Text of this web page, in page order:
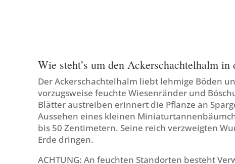
Wie steht’s um den Ackerschachtelhalm in
Der Ackerschachtelhalm liebt lehmige Böden
vorzugsweise feuchte Wiesenränder und
Blätter austreiben erinnert die Pflanze an
Aussehen eines kleinen
bis 50 Zentimetern. Seine reich verzweigten
Erde dringen.
ACHTUNG: An feuchten Standorten besteht